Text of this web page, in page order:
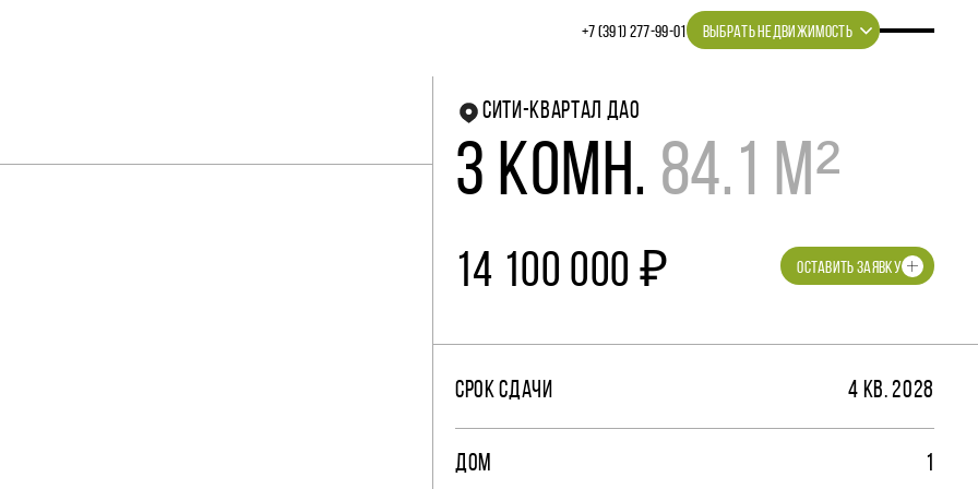
+7 (391) 277‒99‒01 ВЫБРАТЬ НЕДВИЖИМОСТЬ
СИТИ-КВАРТАЛ ДАО
3 КОМН. 84.1 М²
14 100 000 ₽ ОСТАВИТЬ ЗАЯВКУ
СРОК СДАЧИ 4 КВ. 2028
ДОМ 1